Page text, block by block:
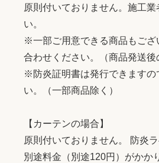
原則付いておりません。施工業
い。
※一部ご用意できる商品もござ
合わせください。（商品発送後
※防炎証明書は発行できますの
い。（一部商品除く）
【カーテンの場合】
原則付いておりません。 防炎ラ
別途料金（別途120円）がかか